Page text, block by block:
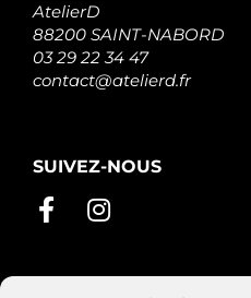
AtelierD
88200 SAINT-NABORD
03 29 22 34 47
contact@atelierd.fr
SUIVEZ-NOUS